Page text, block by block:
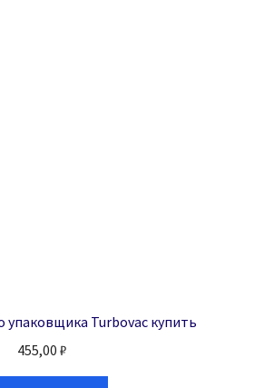
упаковщика Turbovac купить
455,00₽